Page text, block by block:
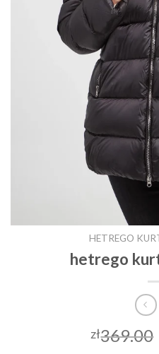
HETREGO
hetrego
zł369.00